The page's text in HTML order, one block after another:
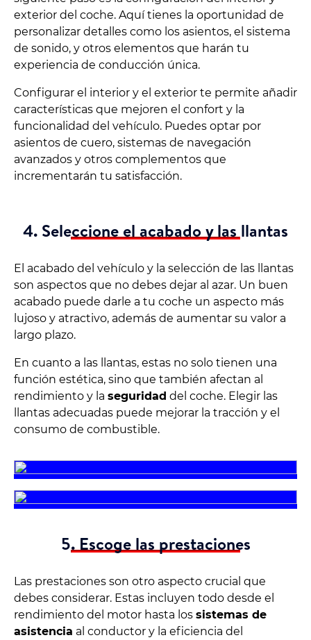
exterior del coche. Aquí tienes la oportunidad de
personalizar detalles como los asientos, el sistema
de sonido, y otros elementos que harán tu
experiencia de conducción única.
Configurar el interior y el exterior te permite añadir
características que mejoren el confort y la
funcionalidad del vehículo. Puedes optar por
asientos de cuero, sistemas de navegación
avanzados y otros complementos que
incrementarán tu satisfacción.
4. Seleccione el acabado y las llantas
El acabado del vehículo y la selección de las llantas
son aspectos que no debes dejar al azar. Un buen
acabado puede darle a tu coche un aspecto más
lujoso y atractivo, además de aumentar su valor a
largo plazo.
En cuanto a las llantas, estas no solo tienen una
función estética, sino que también afectan al
rendimiento y la seguridad del coche. Elegir las
llantas adecuadas puede mejorar la tracción y el
consumo de combustible.
5. Escoge las prestaciones
Las prestaciones son otro aspecto crucial que
debes considerar. Estas incluyen todo desde el
rendimiento del motor hasta los sistemas de
asistencia al conductor y la eficiencia del